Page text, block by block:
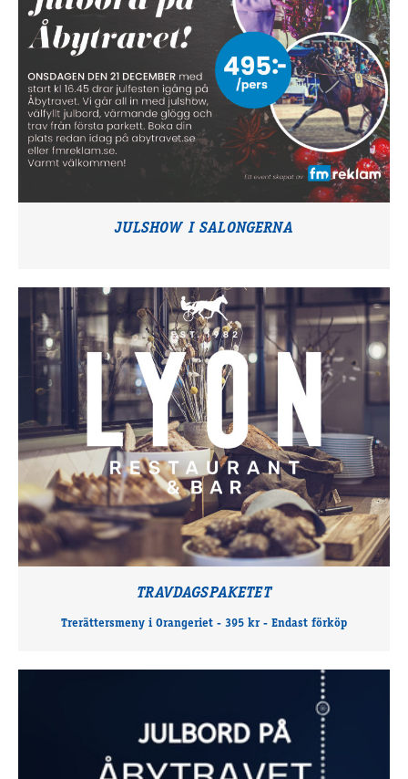
JULSHOW I SALONGERNA
TRAVDAGSPAKETET
Trerättersmeny i Orangeriet - 395 kr - Endast förköp